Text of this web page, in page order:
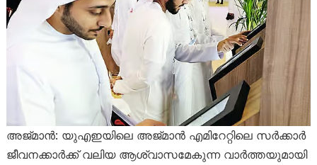
അജ്മാൻ: യുഎഇയിലെ അജ്മാൻ എമിറേറ്റിലെ സർക്കാർ
ജീവനക്കാർക്ക് വലിയ ആശ്വാസമേകുന്ന വാർത്തയുമായി